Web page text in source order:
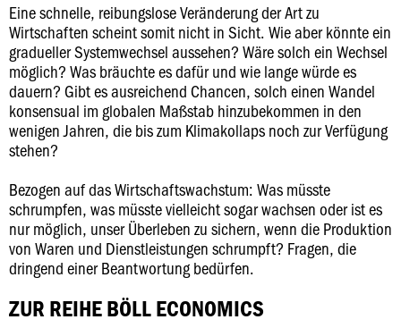
Eine schnelle, reibungslose Veränderung der Art zu
Wirtschaften scheint somit nicht in Sicht. Wie aber könnte ein
gradueller Systemwechsel aussehen? Wäre solch ein Wechsel
möglich? Was bräuchte es dafür und wie lange würde es
dauern? Gibt es ausreichend Chancen, solch einen Wandel
konsensual im globalen Maßstab hinzubekommen in den
wenigen Jahren, die bis zum Klimakollaps noch zur Verfügung
stehen?
Bezogen auf das Wirtschaftswachstum: Was müsste
schrumpfen, was müsste vielleicht sogar wachsen oder ist es
nur möglich, unser Überleben zu sichern, wenn die Produktion
von Waren und Dienstleistungen schrumpft? Fragen, die
dringend einer Beantwortung bedürfen.
ZUR REIHE BÖLL ECONOMICS